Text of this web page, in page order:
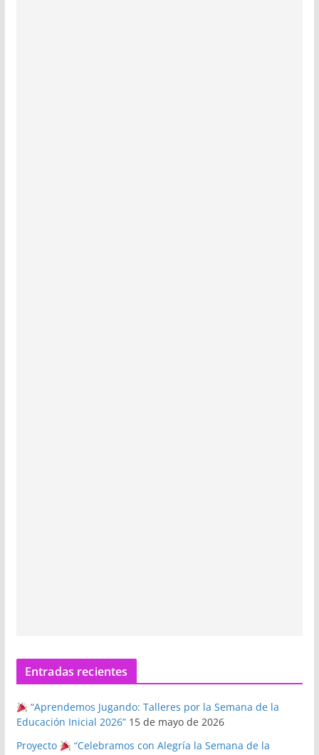
Entradas recientes
“Aprendemos Jugando: Talleres por la Semana de la
Educación Inicial 2026” 15 de mayo de 2026
Proyecto
“Celebramos con Alegría la Semana de la